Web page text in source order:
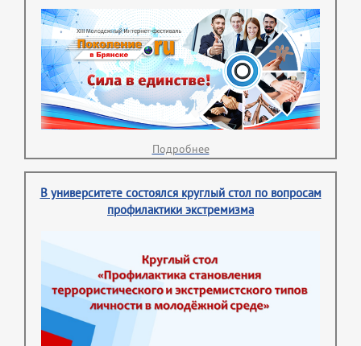
Подробнее
В университете состоялся круглый стол по вопросам
профилактики экстремизма